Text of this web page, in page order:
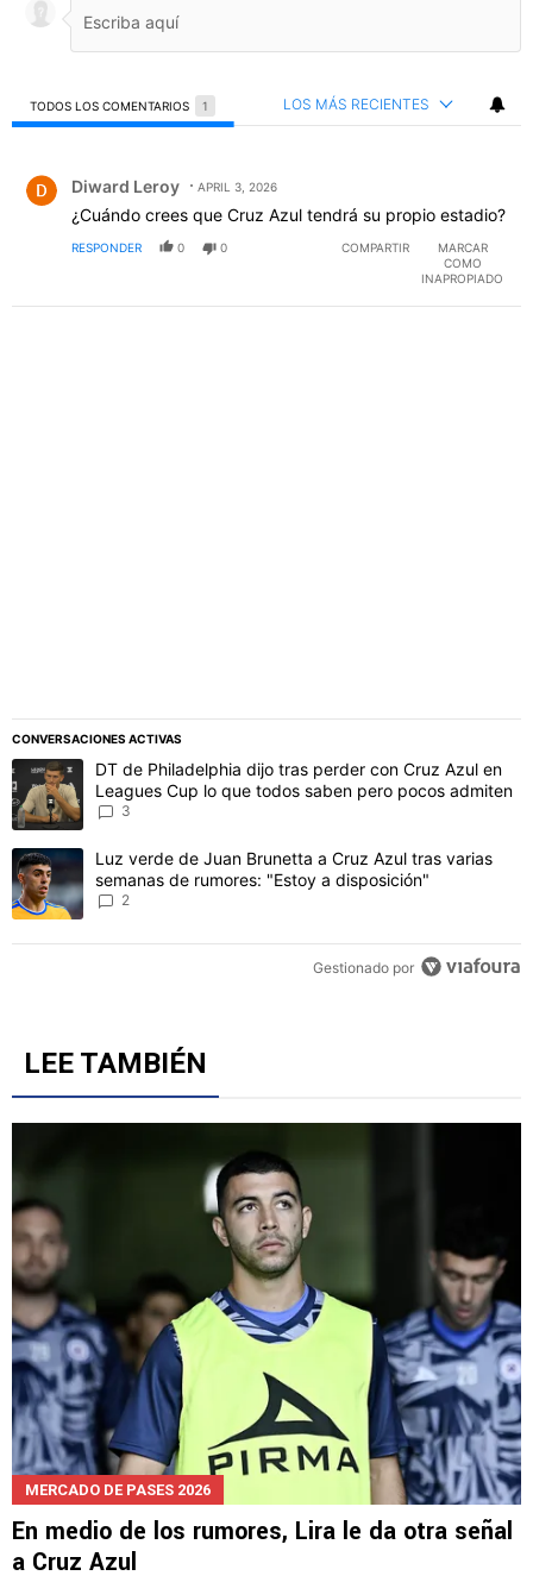
TODOS LOS COMENTARIOS 1 LOS MÁS RECIENTES
Diward Leroy APRIL 3, 2026
¿Cuándo crees que Cruz Azul tendrá su propio estadio?
RESPONDER 0 0 COMPARTIR
MARCAR
COMO
INAPROPIADO
CONVERSACIONES ACTIVAS
Este listado muestra los artículos con más comentarios en los
Un artículo de tendencia con el título "DT de Philadelphia dijo
DT de Philadelphia dijo tras perder con Cruz Azul en
Leagues Cup lo que todos saben pero pocos admiten
3
Un artículo de tendencia con el título "Luz verde de Juan
Luz verde de Juan Brunetta a Cruz Azul tras varias
semanas de rumores: "Estoy a disposición"
2
Gestionado por
LEE TAMBIÉN
MERCADO DE PASES 2026
En medio de los rumores, Lira le da otra señal
a Cruz Azul